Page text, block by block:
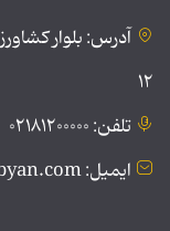
آدرس: بلوار
۱۲
تلفن: ۰۲۱۸۱۲۰۰۰۰۰
ایمیل: public@tebyan.com